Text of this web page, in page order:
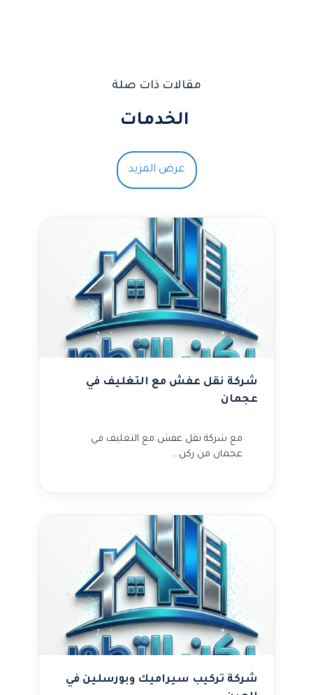
مقالات ذات صلة
الخدمات
عرض المزيد
شركة نقل عفش مع التغليف في
عجمان
مع شركة نقل عفش مع التغليف في
عجمان من ركن…
شركة تركيب سيراميك وبورسلين في